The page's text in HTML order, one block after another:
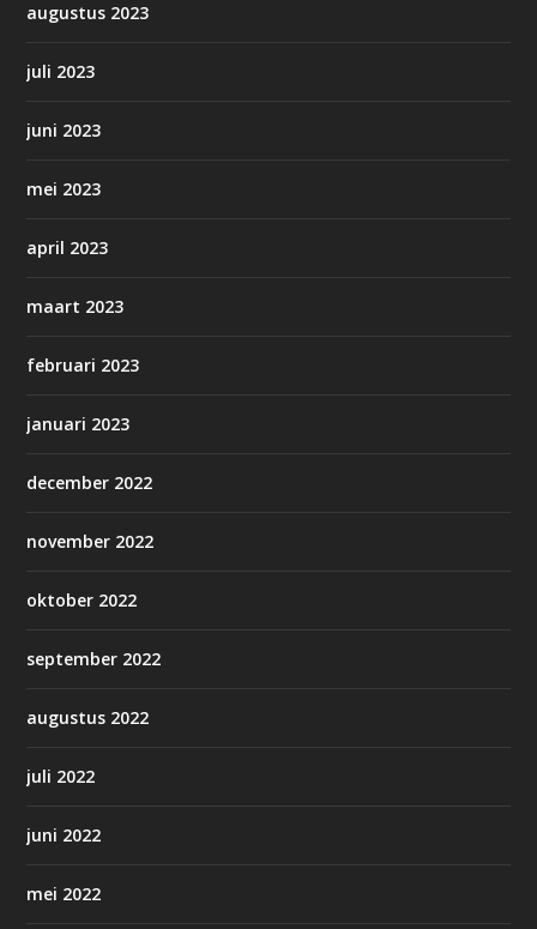
augustus 2023
juli 2023
juni 2023
mei 2023
april 2023
maart 2023
februari 2023
januari 2023
december 2022
november 2022
oktober 2022
september 2022
augustus 2022
juli 2022
juni 2022
mei 2022